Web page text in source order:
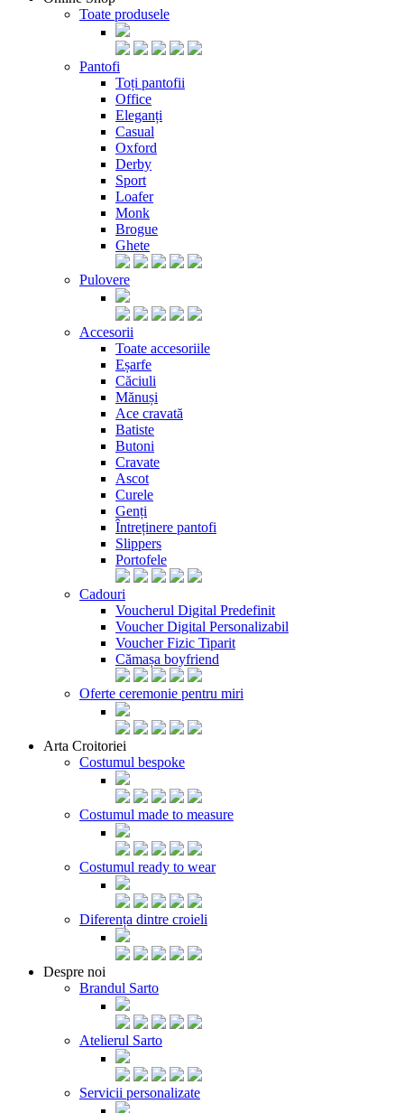
Toate produsele
Pantofi
Toți pantofii
Office
Eleganți
Casual
Oxford
Derby
Sport
Loafer
Monk
Brogue
Ghete
Pulovere
Accesorii
Toate accesoriile
Eșarfe
Căciuli
Mănuși
Ace cravată
Batiste
Butoni
Cravate
Ascot
Curele
Genți
Întreținere pantofi
Slippers
Portofele
Cadouri
Voucherul Digital Predefinit
Voucher Digital Personalizabil
Voucher Fizic Tiparit
Cămașa boyfriend
Oferte ceremonie pentru miri
Arta Croitoriei
Costumul bespoke
Costumul made to measure
Costumul ready to wear
Diferența dintre croieli
Despre noi
Brandul Sarto
Atelierul Sarto
Servicii personalizate